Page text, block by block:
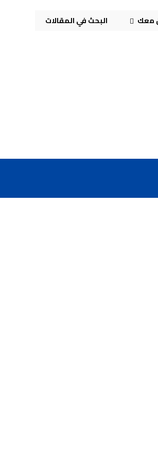
معك البحث في المقالات